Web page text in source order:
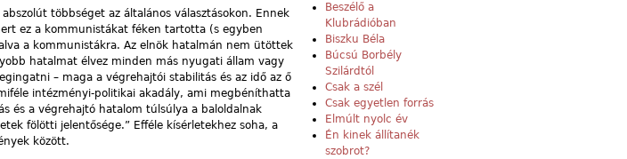
többséget az általános választásokon. Ennek
ez a kommunistákat féken tartotta (s egyben
a kommunistákra. Az elnök hatalmán nem ütöttek
hatalmat élvez minden más nyugati állam vagy
– maga a végrehajtói stabilitás és az idő az ő
intézményi-politikai akadály, ami megbéníthatta
és a végrehajtó hatalom túlsúlya a baloldalnak
fölötti jelentősége.” Efféle kísérletekhez soha, a
között.
Beszélő a
Klubrádióban
Biszku Béla
Búcsú Borbély
Szilárdtól
Csak a szél
Csak egyetlen forrás
Elmúlt nyolc év
Én kinek állítanék
szobrot?